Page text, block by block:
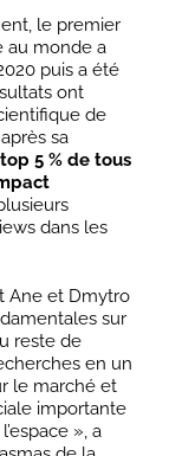
le premier
au monde a
puis a été
ont
de
sa
5 % de tous
dans les
Ane et Dmytro
sur
reste de
en un
le marché et
importante
», a